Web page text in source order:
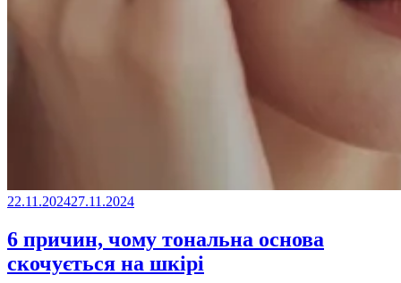
22.11.202427.11.2024
6 причин, чому тональна основа
скочується на шкірі